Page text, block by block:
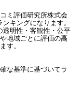
ミ評価研究所株式会
キングになります。
明性・客観性・公平
地域ごとに評価の高
す。
な基準に基づいてラ